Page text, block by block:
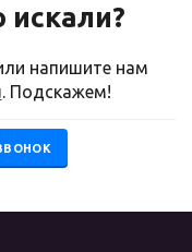
искали?
напишите нам
. Подскажем!